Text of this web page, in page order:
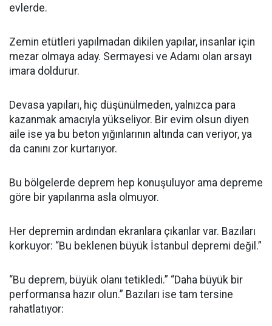
evlerde.
Zemin etütleri yapılmadan dikilen yapılar, insanlar için
mezar olmaya aday. Sermayesi ve Adamı olan arsayı
imara doldurur.
Devasa yapıları, hiç düşünülmeden, yalnızca para
kazanmak amacıyla yükseliyor. Bir evim olsun diyen
aile ise ya bu beton yığınlarının altında can veriyor, ya
da canını zor kurtarıyor.
Bu bölgelerde deprem hep konuşuluyor ama depreme
göre bir yapılanma asla olmuyor.
Her depremin ardından ekranlara çıkanlar var. Bazıları
korkuyor: “Bu beklenen büyük İstanbul depremi değil.”
“Bu deprem, büyük olanı tetikledi.” “Daha büyük bir
performansa hazır olun.” Bazıları ise tam tersine
rahatlatıyor: